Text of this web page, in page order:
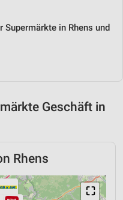
in Rhens und
Geschäft in
Rhens
⛶